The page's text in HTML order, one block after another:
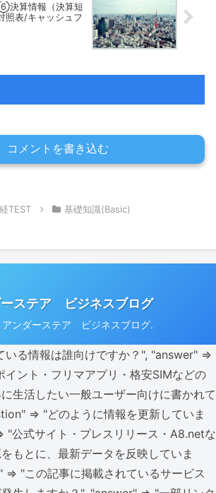
決算情報（決算短
照表/キャッシュフ
コメントを書き込む
TEST 基礎知識(Basic)
ステア ビジネスブログ
ンダーステア ビジネスブログ.
いる情報は誰向けですか？", "answer" =>
イント・フリマアプリ・格安SIMなどの
生活したい一般ユーザー向けに書かれて
=> "どのように情報を更新していま
"公式サイト・プレスリリース・A8.netな
もとに、最新データを反映していま
"この記事に掲載されているサービス